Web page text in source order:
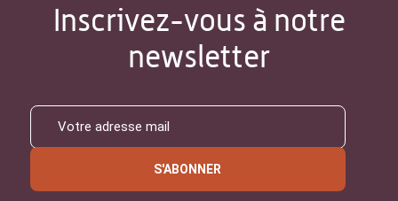
Inscrivez-vous à notre
newsletter
S'ABONNER